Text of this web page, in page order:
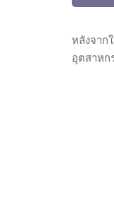
หลังจาก
อุตสาหก